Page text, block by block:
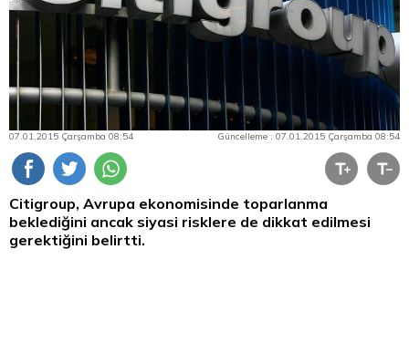
07.01.2015 Çarşamba 08:54 Güncelleme : 07.01.2015 Çarşamba 08:54
Citigroup, Avrupa ekonomisinde toparlanma
beklediğini ancak siyasi risklere de dikkat edilmesi
gerektiğini belirtti.